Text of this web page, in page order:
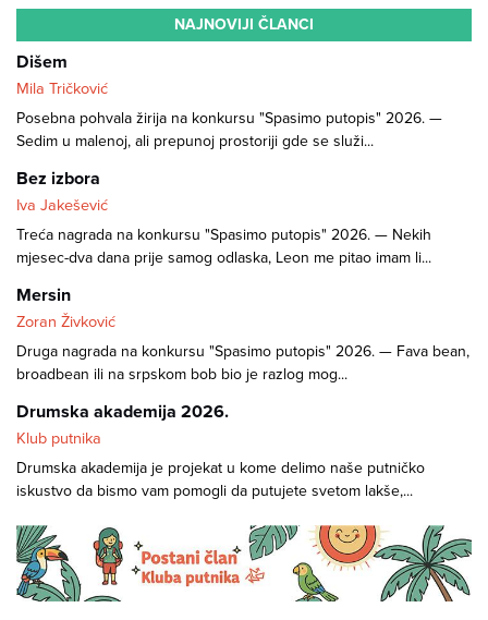
NAJNOVIJI ČLANCI
Dišem
Mila Tričković
Posebna pohvala žirija na konkursu "Spasimo putopis" 2026. —
Sedim u malenoj, ali prepunoj prostoriji gde se služi...
Bez izbora
Iva Jakešević
Treća nagrada na konkursu "Spasimo putopis" 2026. — Nekih
mjesec-dva dana prije samog odlaska, Leon me pitao imam li...
Mersin
Zoran Živković
Druga nagrada na konkursu "Spasimo putopis" 2026. — Fava bean,
broadbean ili na srpskom bob bio je razlog mog...
Drumska akademija 2026.
Klub putnika
Drumska akademija je projekat u kome delimo naše putničko
iskustvo da bismo vam pomogli da putujete svetom lakše,...